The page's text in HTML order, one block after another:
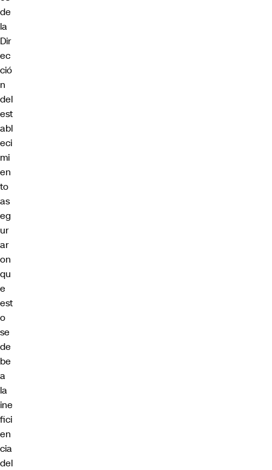
de
la
Dir
ec
ció
n
del
est
abl
eci
mi
en
to
as
eg
ur
ar
on
qu
e
est
o
se
de
be
a
la
ine
fici
en
cia
del